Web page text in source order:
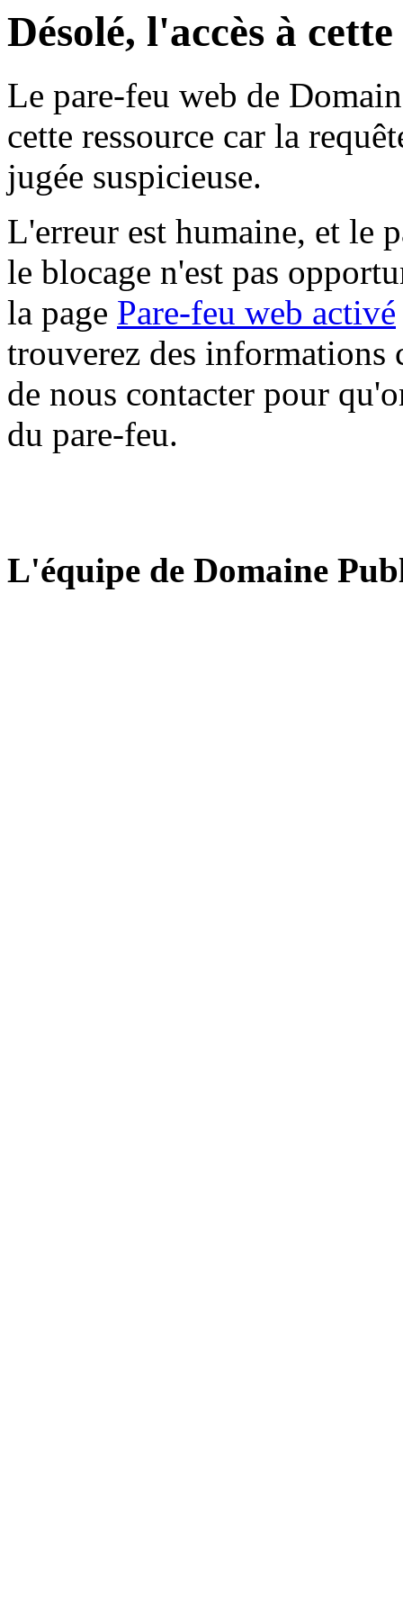
Désolé, l'accès à
Le pare-feu web de
cette ressource car la
jugée suspicieuse.
L'erreur est humaine, et le
le blocage n'est pas
la page Pare-feu web activé
trouverez des informations
de nous contacter pour
du pare-feu.
L'équipe de Domaine